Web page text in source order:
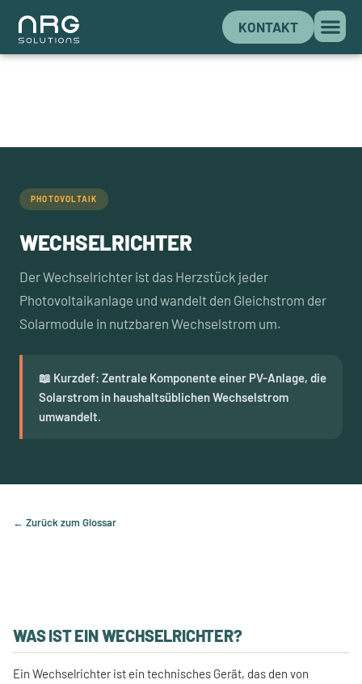
KONTAKT
PHOTOVOLTAIK
WECHSELRICHTER
Der Wechselrichter ist das Herzstück jeder
Photovoltaikanlage und wandelt den Gleichstrom der
Solarmodule in nutzbaren Wechselstrom um.
📖 Kurzdef: Zentrale Komponente einer PV-Anlage, die
Solarstrom in haushaltsüblichen Wechselstrom
umwandelt.
← Zurück zum Glossar
WAS IST EIN WECHSELRICHTER?
Ein Wechselrichter ist ein technisches Gerät, das den von